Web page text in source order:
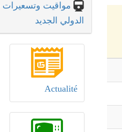
مواقيت وتسعيرات
الدولي الجديد
Actualité